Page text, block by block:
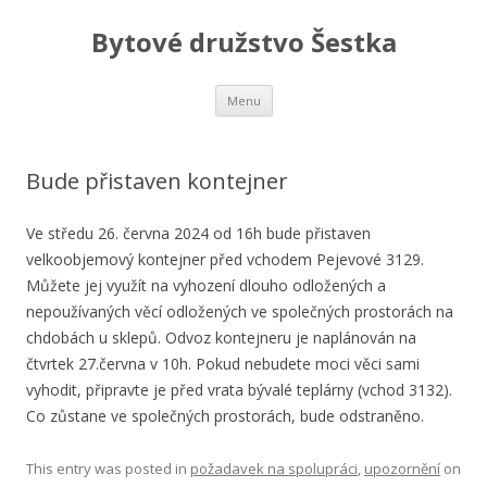
Bytové družstvo Šestka
Menu Skip
content
Bude přistaven kontejner
Ve středu 26. června 2024 od 16h bude přistaven
velkoobjemový kontejner před vchodem Pejevové 3129.
Můžete jej využít na vyhození dlouho odložených a
nepoužívaných věcí odložených ve společných prostorách na
chdobách u sklepů. Odvoz kontejneru je naplánován na
čtvrtek 27.června v 10h. Pokud nebudete moci věci sami
vyhodit, připravte je před vrata bývalé teplárny (vchod 3132).
Co zůstane ve společných prostorách, bude odstraněno.
This entry was posted in požadavek na spolupráci, upozornění on